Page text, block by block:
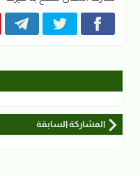
المشاركة السابقة